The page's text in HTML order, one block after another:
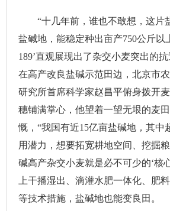
“十几年前，谁也不敢想，这片
盐碱地，能稳定种出亩产750公斤以
189’直观展现出了杂交小麦突出的
在高产改良盐碱示范田边，北京市
研究所首席科学家赵昌平俯身拨开
穗铺满掌心，他望着一望无垠的麦
慨，“我国有近15亿亩盐碱地，其中
用潜力，想要拓宽耕地空间、挖掘
碱高产杂交小麦就是必不可少的‘核
上干播湿出、滴灌水肥一体化、肥
等技术措施，盐碱地也能变良田。